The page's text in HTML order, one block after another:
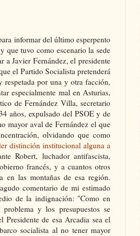
informar del último esperpento
que tuvo como escenario la sede
a Javier Fernández, el presidente
el Partido Socialista pretenderá
respetada por una y otra facción,
especialmente mal en Asturias,
de Fernández Villa, secretario
años, expulsado del PSOE y de
mayor aval de Fernández el que
olvidando que como
distinción institucional alguna a
Robert, luchador antifascista,
francés, y a cuantos otros
en las montañas de esa región.
comentario de mi estimado
de la indignación: "Como en
y los presupuestos se
de esa Arcadia sea el
socialista al no tener mayor